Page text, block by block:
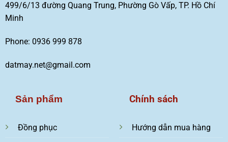
499/6/13 đường Quang Trung, Phường Gò Vấp, TP. Hồ Chí
Minh
Phone: 0936 999 878
datmay.net@gmail.com
Sản phẩm
Đồng phục
Chính sách
Hướng dẫn mua hàng